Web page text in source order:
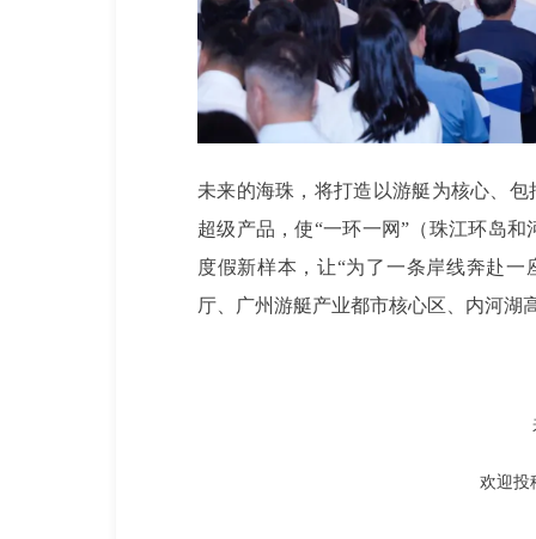
未来的海珠，将打造以游艇为核心、
超级产品，使“一环一网”（珠江环岛
度假新样本，让“为了一条岸线奔赴
厅、广州游艇产业都市核心区、内河湖
欢迎投